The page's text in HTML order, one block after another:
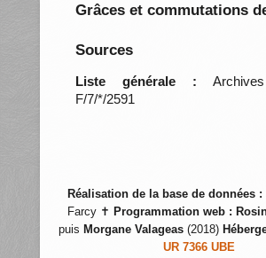
Grâces et commutations
Sources
Liste générale :
F/7/*/2591
Réalisation de la base de données :
Farcy ✝ Programmation web :
puis Morgane Valageas (2018)
UR 7366 UBE